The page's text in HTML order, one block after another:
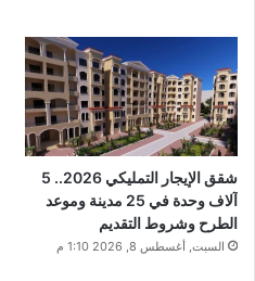
شقق الإيجار التمليكي 2026.. 5
آلاف وحدة في 25 مدينة وموعد
الطرح وشروط التقديم
السبت, أغسطس 8, 2026 1:10 م